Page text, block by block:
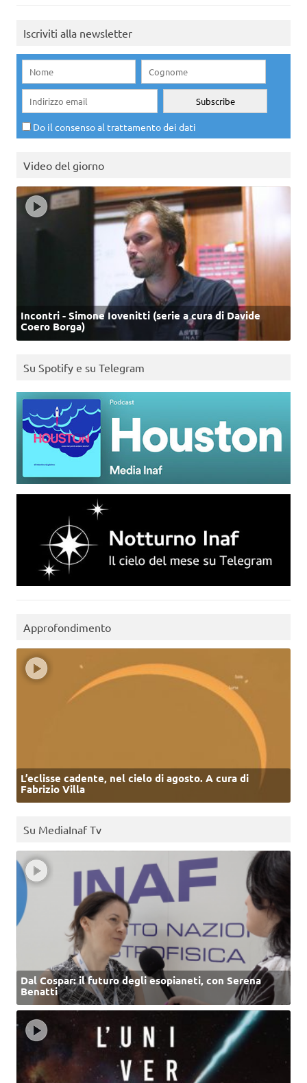
Iscriviti alla newsletter
Do il consenso al trattamento dei dati
Video del giorno
Incontri - Simone Iovenitti (serie a cura di Davide
Coero Borga)
Su Spotify e su Telegram
Approfondimento
L’eclisse cadente, nel cielo di agosto. A cura di
Fabrizio Villa
Su MediaInaf Tv
Dal Cospar: il futuro degli esopianeti, con Serena
Benatti